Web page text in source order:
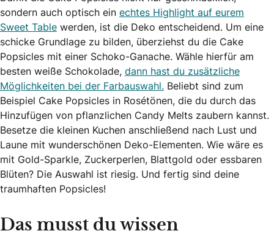
sondern auch optisch ein echtes Highlight auf eurem
Sweet Table werden, ist die Deko entscheidend. Um eine
schicke Grundlage zu bilden, überziehst du die Cake
Popsicles mit einer Schoko-Ganache. Wähle hierfür am
besten weiße Schokolade, dann hast du zusätzliche
Möglichkeiten bei der Farbauswahl. Beliebt sind zum
Beispiel Cake Popsicles in Rosétönen, die du durch das
Hinzufügen von pflanzlichen Candy Melts zaubern kannst.
Besetze die kleinen Kuchen anschließend nach Lust und
Laune mit wunderschönen Deko-Elementen. Wie wäre es
mit Gold-Sparkle, Zuckerperlen, Blattgold oder essbaren
Blüten? Die Auswahl ist riesig. Und fertig sind deine
traumhaften Popsicles!
Das musst du wissen